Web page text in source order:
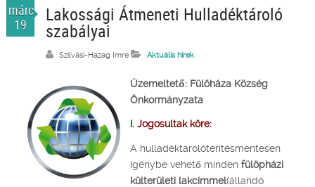
márc.
19
Lakossági Átmeneti Hulladéktároló
szabályai
Szilvási-Hazag Imre Aktuális hírek
Üzemeltető: Fülöháza Község
Önkormányzata
I. Jogosultak köre:
A hulladéktárolótérítésmentesen
igénybe vehető minden fülöpházi
külterületi lakcímmel(állandó